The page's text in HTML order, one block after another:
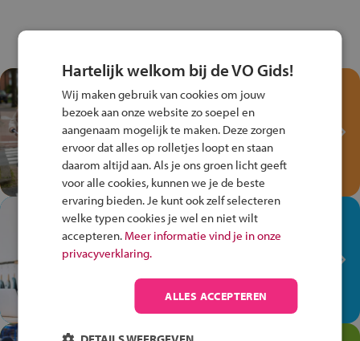
Test je kennis met het
Fiets Veilig
Verkeersspel!
Speel het Fiets Veilig Verkeersspel
en win een Cortina-fiets!
In de winkel ben je op je
plek!
Ontdek via het vmbo jouw talent
op de winkelvloer, waar elke dag
anders is!
Hartelijk welkom bij de VO Gids!
Wij maken gebruik van cookies om jouw
bezoek aan onze website zo soepel en
aangenaam mogelijk te maken. Deze zorgen
ervoor dat alles op rolletjes loopt en staan
daarom altijd aan. Als je ons groen licht geeft
voor alle cookies, kunnen we je de beste
ervaring bieden. Je kunt ook zelf selecteren
welke typen cookies je wel en niet wilt
accepteren. Meer informatie vind je in onze
privacyverklaring.
ALLES ACCEPTEREN